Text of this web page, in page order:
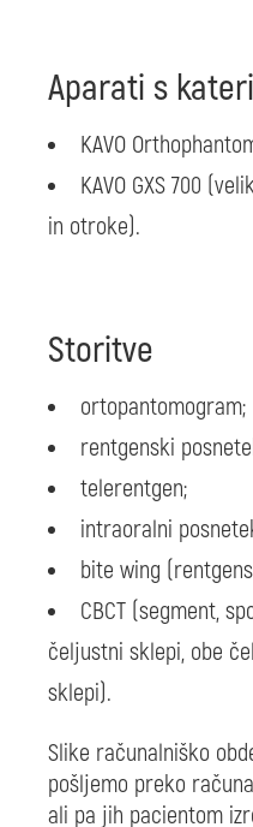
Aparati s
KAVO
KAVO GXS 700
in otroke).
Storitve
ortopantomogram;
rentgenski
telerentgen;
intraoralni
bite wing
CBCT (segment,
čeljustni sklepi, obe
sklepi).
Slike računalniško
pošljemo preko
ali pa jih pacientom